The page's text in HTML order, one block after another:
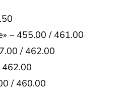
– 455.00 / 461.00
/ 462.00
/ 460.00